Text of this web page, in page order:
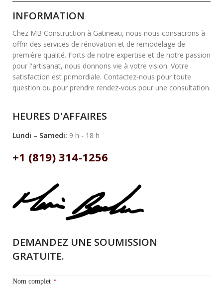
INFORMATION
Chez MB Construction à Gatineau, nous nous consacrons à
offrir des services de rénovation et de remodelage de
première qualité. Forts de notre expertise et de notre passion
pour l'artisanat, nous donnons vie à votre vision. Votre
satisfaction est primordiale. Contactez-nous pour toute
question ou pour prendre rendez-vous pour une consultation.
HEURES D'AFFAIRES
Lundi – Samedi: 9 h - 18 h
+1 (819) 314-1256
DEMANDEZ UNE SOUMISSION
GRATUITE.
Nom complet *